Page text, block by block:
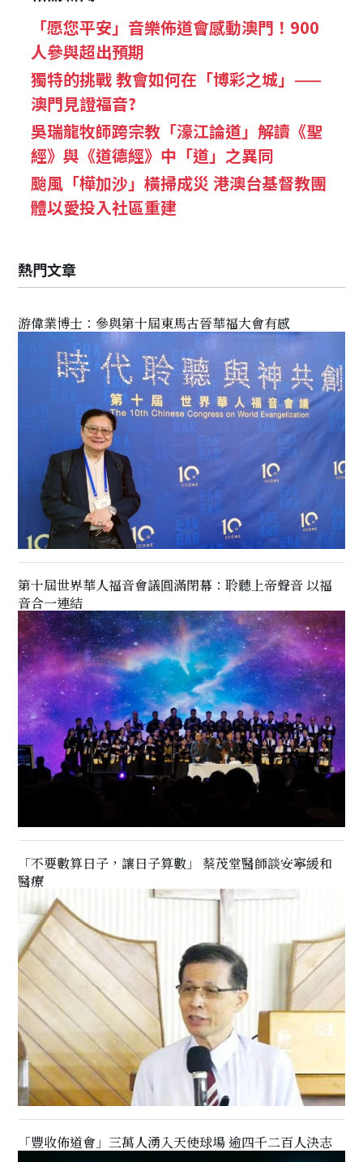
「愿您平安」音樂佈道會感動澳門！900
人參與超出預期
獨特的挑戰 教會如何在「博彩之城」——
澳門見證福音?
吳瑞龍牧師跨宗教「濠江論道」解讀《聖
經》與《道德經》中「道」之異同
颱風「樺加沙」橫掃成災 港澳台基督教團
體以愛投入社區重建
熱門文章
游偉業博士：參與第十屆東馬古晉華福大會有感
第十屆世界華人福音會議圓滿閉幕：聆聽上帝聲音 以福
音合一連結
「不要數算日子，讓日子算數」 蔡茂堂醫師談安寧緩和
醫療
「豐收佈道會」三萬人湧入天使球場 逾四千二百人決志